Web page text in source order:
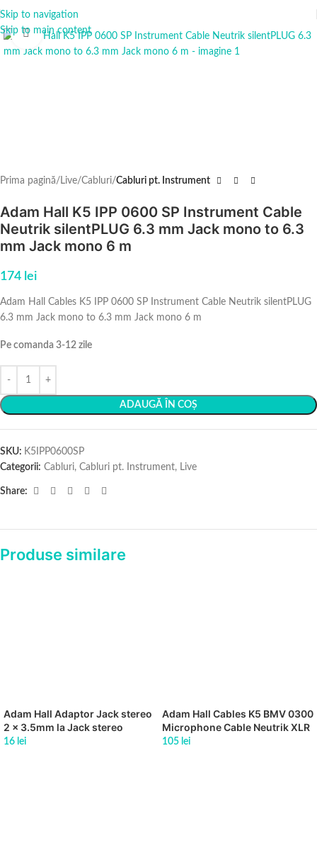
Skip to navigation
Skip to main content
Click to enlarge
Prima pagină Live Cabluri Cabluri pt. Instrument
Adam Hall K5 IPP 0600 SP Instrument Cable
Neutrik silentPLUG 6.3 mm Jack mono to 6.3
mm Jack mono 6 m
174 lei
Adam Hall Cables K5 IPP 0600 SP Instrument Cable Neutrik silentPLUG
6.3 mm Jack mono to 6.3 mm Jack mono 6 m
Pe comanda 3-12 zile
ADAUGĂ ÎN COȘ
SKU: K5IPP0600SP
Categorii: Cabluri, Cabluri pt. Instrument, Live
Share:
Produse similare
Adam Hall Adaptor Jack stereo
2 x 3.5mm la Jack stereo
3.5mm
16 lei
Adam Hall Cables K5 BMV 0300
Microphone Cable Neutrik XLR
male to 6.3 mm Jack stereo 3 m
105 lei